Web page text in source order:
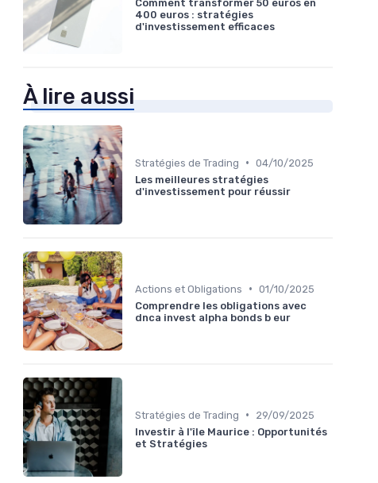
Comment transformer 50 euros en
400 euros : stratégies
d'investissement efficaces
À lire aussi
Stratégies de Trading • 04/10/2025
Les meilleures stratégies
d'investissement pour réussir
Actions et Obligations • 01/10/2025
Comprendre les obligations avec
dnca invest alpha bonds b eur
Stratégies de Trading •
29/09/2025
Investir à l'île Maurice : Opportunités
et Stratégies